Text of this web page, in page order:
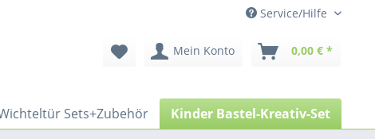
Service/Hilfe
Mein Konto 0,00 € *
Sets+Zubehör Kinder Bastel-Kreativ-Set